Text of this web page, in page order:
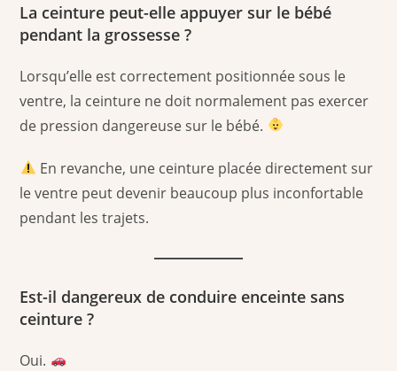
La ceinture peut-elle appuyer sur le bébé
pendant la grossesse ?
Lorsqu’elle est correctement positionnée sous le
ventre, la ceinture ne doit normalement pas exercer
de pression dangereuse sur le bébé.
En revanche, une ceinture placée directement sur
le ventre peut devenir beaucoup plus inconfortable
pendant les trajets.
Est-il dangereux de conduire enceinte sans
ceinture ?
Oui.